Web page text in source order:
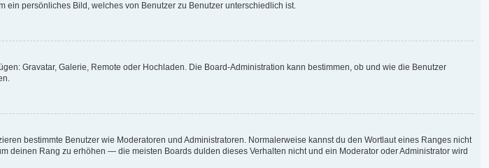
ein persönliches Bild, welches von Benutzer zu Benutzer unterschiedlich ist.
Gravatar, Galerie, Remote oder Hochladen. Die Board-Administration kann bestimmen, ob und wie die Benutzer
bestimmte Benutzer wie Moderatoren und Administratoren. Normalerweise kannst du den Wortlaut eines Ranges nicht
Rang zu erhöhen — die meisten Boards dulden dieses Verhalten nicht und ein Moderator oder Administrator wird